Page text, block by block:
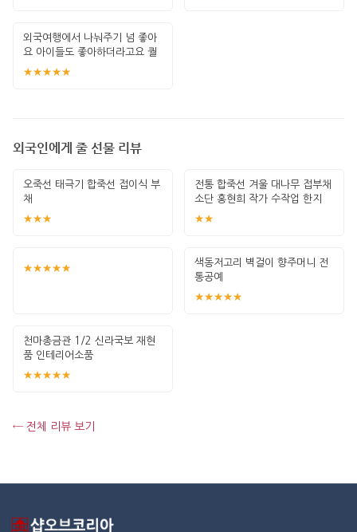
외국여행에서 나눠주기 넘 좋아
요 아이들도 좋아하더라고요 퀄
리티도 좋고요
★★★★★
외국인에게 줄 선물 리뷰
오죽선 태극기 합죽선 접이식 부
채
★★★
전통 합죽선 겨울 대나무 접부채
소단 홍현희 작가 수작업 한지
그림 고급
★★
★★★★★
색동저고리 벽걸이 향주머니 전
통공예
★★★★★
천마총금관 1/2 신라국보 재현
품 인테리어소품
★★★★★
← 전체 리뷰 보기